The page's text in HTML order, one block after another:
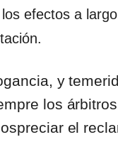
efectos a
y
los
el